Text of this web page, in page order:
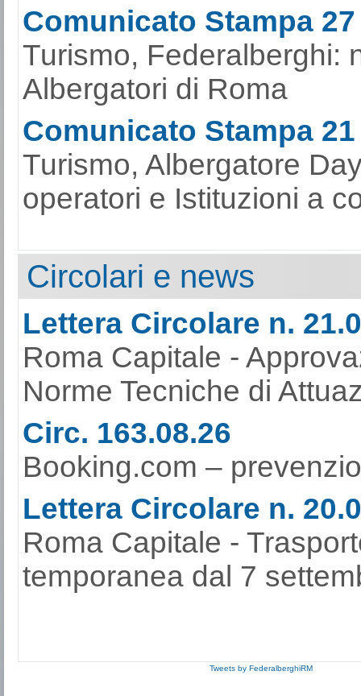
Comunicato Stampa
Turismo, Federalberghi:
Albergatori di Roma
Comunicato Stampa
Turismo, Albergatore
operatori e Istituzioni a
Circolari e news
Lettera Circolare n.
Roma Capitale -
Norme Tecniche di
Circ. 163.08.26
Booking.com –
Lettera Circolare n.
Roma Capitale -
temporanea dal 7
Tweets by FederalberghiRM